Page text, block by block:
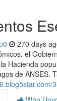
270 days
el
Hacienda
de ANSES.